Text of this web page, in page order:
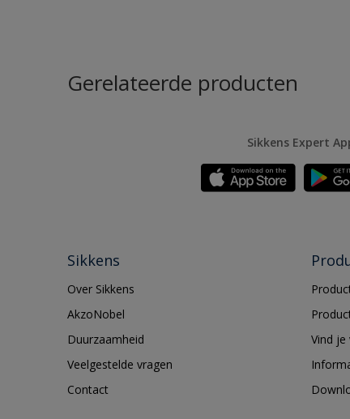
Gerelateerde producten
Sikkens Expert
Sikkens
Over Sikkens
AkzoNobel
Duurzaamheid
Veelgestelde vragen
Contact
Vind